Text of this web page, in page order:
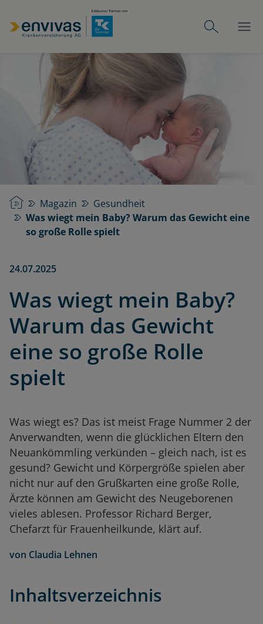
StartseiteMagazin
Gesundheit
Was wiegt mein Baby? Warum das Gewicht eine
so große Rolle spielt
24.07.2025
Was wiegt mein Baby?
Warum das Gewicht
eine so große Rolle
spielt
Was wiegt es? Das ist meist Frage Nummer 2 der
Anverwandten, wenn die glücklichen Eltern den
Neuankömmling verkünden – gleich nach, ist es
gesund? Gewicht und Körpergröße spielen aber
nicht nur auf den Grußkarten eine große Rolle,
Ärzte können am Gewicht des Neugeborenen
vieles ablesen. Professor Richard Berger,
Chefarzt für Frauenheilkunde, klärt auf.
von Claudia Lehnen
Inhaltsverzeichnis